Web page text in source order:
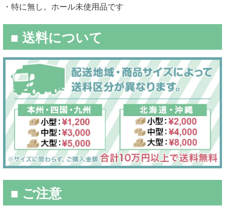
・特に無し。ホール未使用品です
■ 送料について
■ ご注意